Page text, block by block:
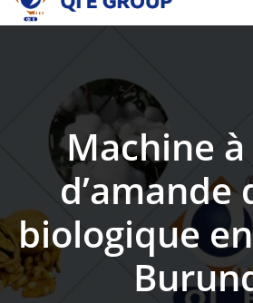
content
Machine
d’amande
biologique